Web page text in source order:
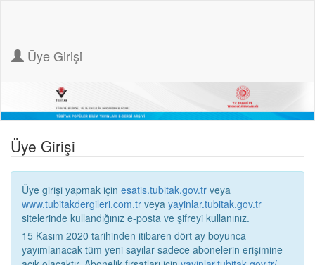
Üye Girişi
Üye Girişi
Üye girişi yapmak için esatis.tubitak.gov.tr veya
www.tubitakdergileri.com.tr veya yayinlar.tubitak.gov.tr
sitelerinde kullandığınız e-posta ve şifreyi kullanınız.
15 Kasım 2020 tarihinden itibaren dört ay boyunca
yayımlanacak tüm yeni sayılar sadece abonelerin erişimine